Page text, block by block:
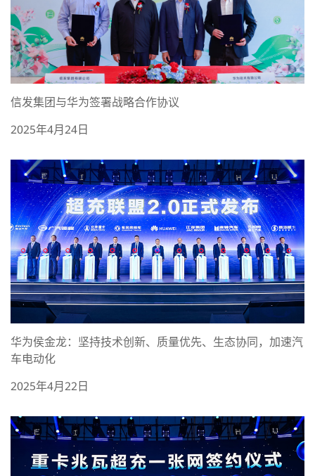
信发集团与华为签署战略合作协议
2025年4月24日
华为侯金龙：坚持技术创新、质量优先、生态协同，加速汽
车电动化
2025年4月22日